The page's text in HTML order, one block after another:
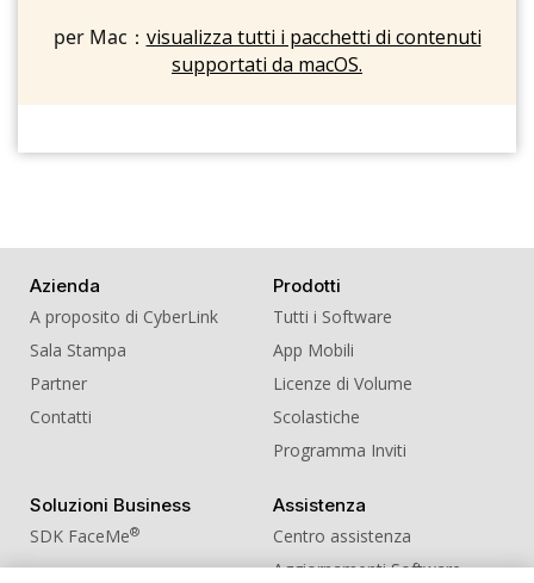
per Mac： visualizza tutti i pacchetti di contenuti
supportati da macOS.
Azienda
A proposito di CyberLink
Sala Stampa
Partner
Contatti
Prodotti
Tutti i Software
App Mobili
Licenze di Volume
Scolastiche
Programma Inviti
Soluzioni Business
SDK FaceMe®
Assistenza
Centro assistenza
Aggiornamenti Software